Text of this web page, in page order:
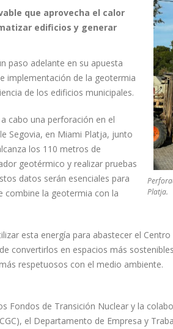
Platja.
que aprovecha el calor
edificios y generar
paso adelante en su apuesta
implementación de la geotermia
de los edificios municipales.
cabo una perforación en el
Segovia, en Miami Platja, junto
los 110 metros de
geotérmico y realizar pruebas
datos serán esenciales para
combine la geotermia con la
esta energía para abastecer el
convertirlos en espacios más
respetuosos con el medio ambiente.
Fondos de Transición Nuclear y la
el Departamento de Empresa y